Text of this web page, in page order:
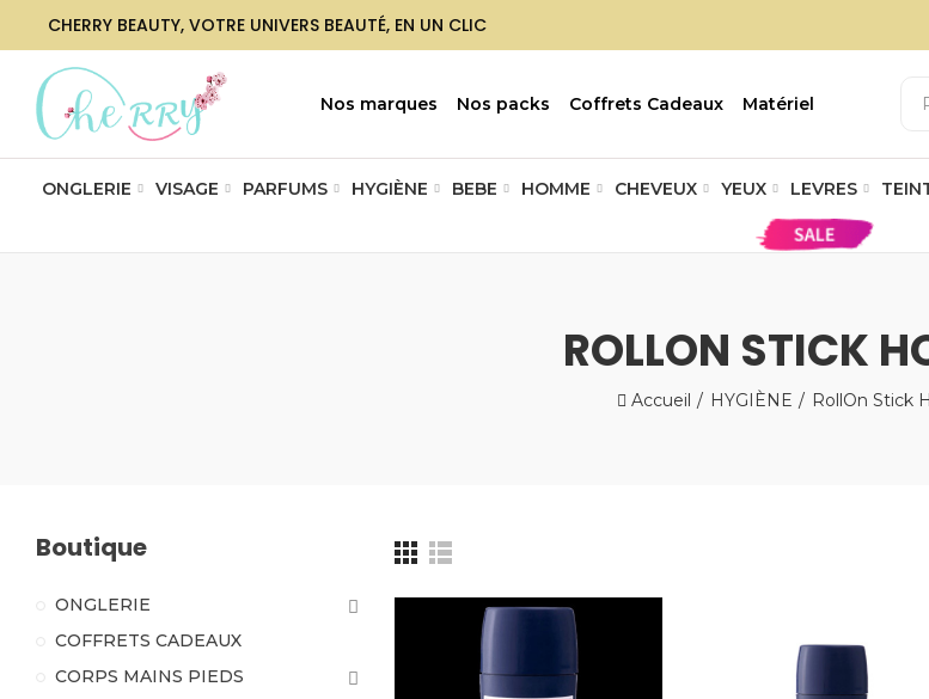
CHERRY BEAUTY, VOTRE UNIVERS BEAUTÉ, EN UN CLIC
Nos marques Nos packs Coffrets Cadeaux Matériel
ONGLERIE VISAGE PARFUMS HYGIÈNE BEBE HOMME CHEVEUX YEUX LEVRES
ROLLON STICK
Accueil HYGIÈNE RollOn Stick
Boutique
ONGLERIE
COFFRETS CADEAUX
CORPS MAINS PIEDS